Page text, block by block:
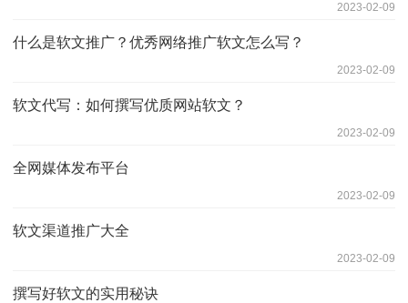
2023-02-09
什么是软文推广？优秀网络推广软文怎么写？
2023-02-09
软文代写：如何撰写优质网站软文？
2023-02-09
全网媒体发布平台
2023-02-09
软文渠道推广大全
2023-02-09
撰写好软文的实用秘诀